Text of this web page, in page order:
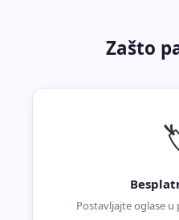
Zašto
Postavljajte oglase